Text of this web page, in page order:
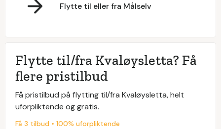
Flytte til eller fra Målselv
Flytte til/fra Kvaløysletta? Få
flere pristilbud
Få pristilbud på flytting til/fra Kvaløysletta, helt
uforpliktende og gratis.
Få 3 tilbud • 100% uforpliktende